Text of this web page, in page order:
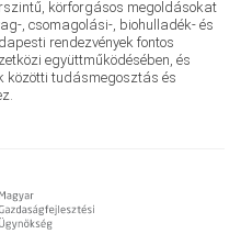
körforgásos megoldásokat
, csomagolási-, biohulladék- és
rendezvények fontos
együttműködésében, és
közötti tudásmegosztás és